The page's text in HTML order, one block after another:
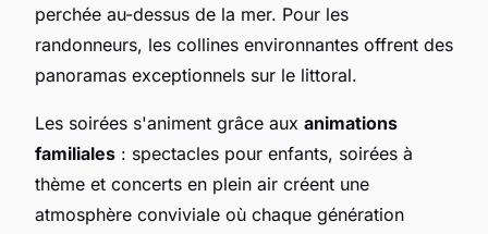
perchée au-dessus de la mer. Pour les
randonneurs, les collines environnantes offrent des
panoramas exceptionnels sur le littoral.
Les soirées s'animent grâce aux animations
familiales : spectacles pour enfants, soirées à
thème et concerts en plein air créent une
atmosphère conviviale où chaque génération